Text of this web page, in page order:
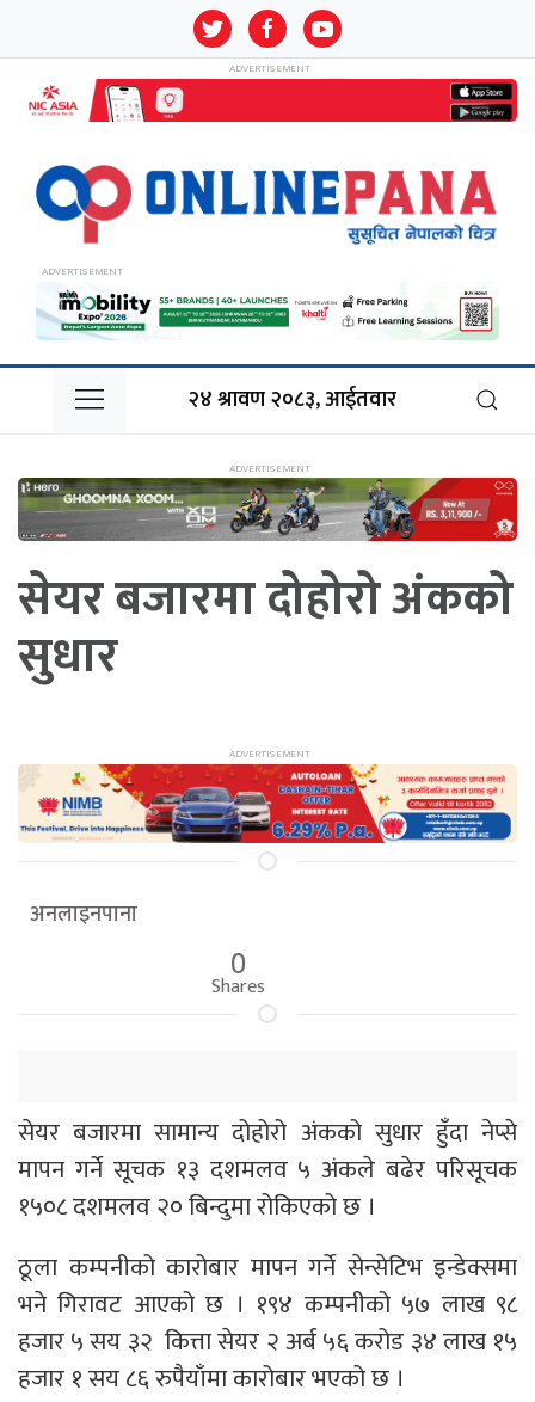
२४ श्रावण २०८३, आईतवार
सेयर बजारमा दोहोरो अंकको
सुधार
अनलाइनपाना
0
Shares
सेयर बजारमा सामान्य दोहोरो अंकको सुधार हुँदा नेप्से
मापन गर्ने सूचक १३ दशमलव ५ अंकले बढेर परिसूचक
१५०८ दशमलव २० बिन्दुमा रोकिएको छ ।
ठूला कम्पनीको कारोबार मापन गर्ने सेन्सेटिभ इन्डेक्समा
भने गिरावट आएको छ । १९४ कम्पनीको ५७ लाख ९८
हजार ५ सय ३२ कित्ता सेयर २ अर्ब ५६ करोड ३४ लाख १५
हजार १ सय ८६ रुपैयाँमा कारोबार भएको छ ।